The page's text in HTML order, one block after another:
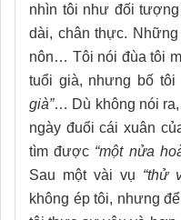
nhìn tôi như đối
dài, chân thực.
nôn… Tôi nói đùa tôi
tuổi già, nhưng bố tôi
già”… Dù không nói
ngày đuổi cái xuân
tìm được “một nửa
Sau một vài vụ “thử
không ép tôi, nhưng